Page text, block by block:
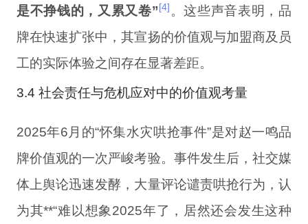
是不挣钱的，又累又卷”[4] 。这些声音表明，品
牌在快速扩张中，其宣扬的价值观与加盟商及员
工的实际体验之间存在显著差距。
3.4 社会责任与危机应对中的价值观考量
2025年6月的“怀集水灾哄抢事件”是对赵一鸣品
牌价值观的一次严峻考验。事件发生后，社交媒
体上舆论迅速发酵，大量评论谴责哄抢行为，认
为其**“难以想象2025年了，居然还会发生这种